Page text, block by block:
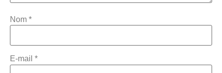
Nom *
E-mail *